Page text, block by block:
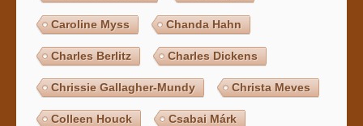
Caroline Myss Chanda Hahn
Charles Berlitz Charles Dickens
Chrissie Gallagher-Mundy Christa Meves
Colleen Houck Csabai Márk